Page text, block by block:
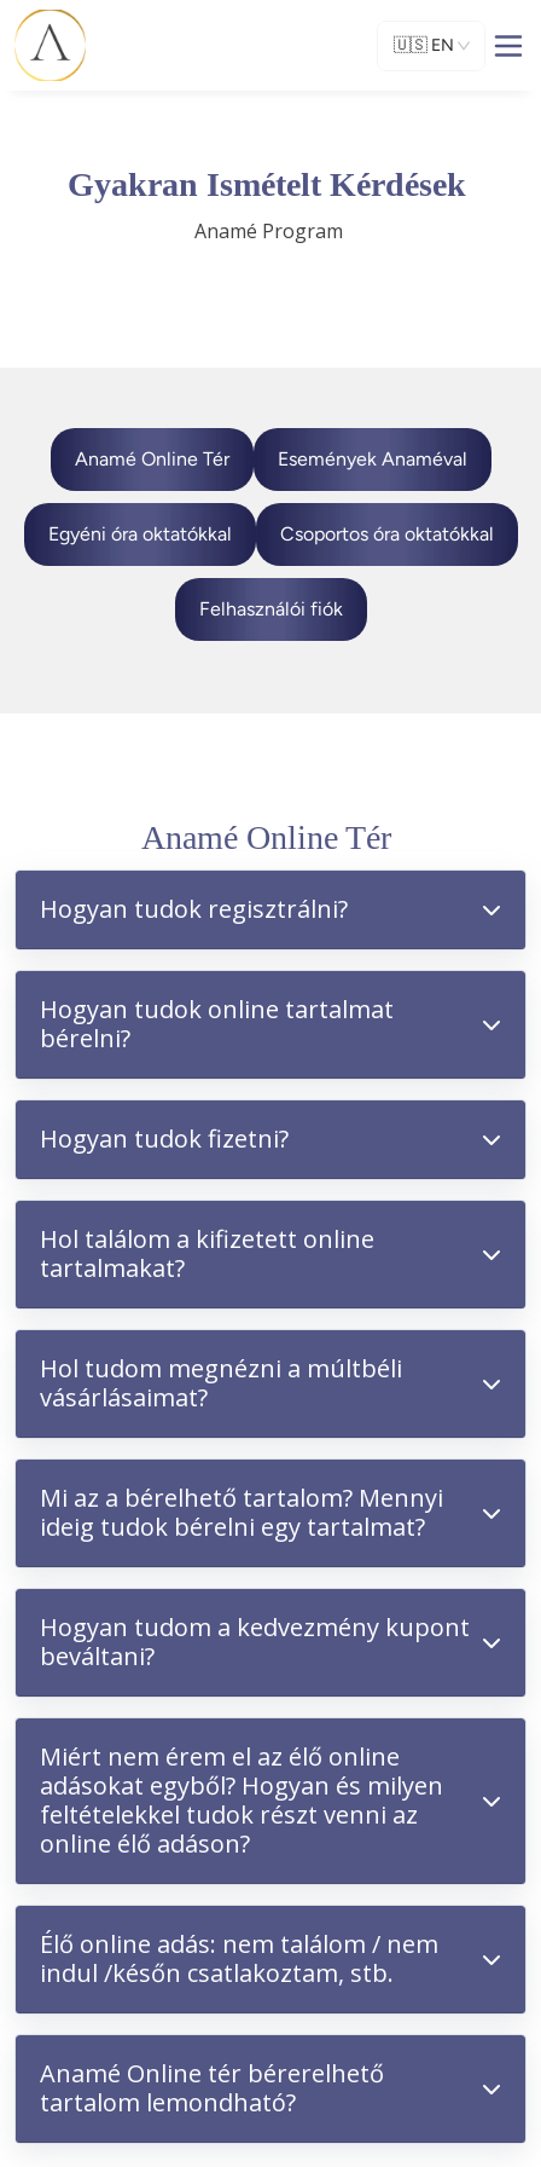
🇺🇸 EN
Gyakran Ismételt Kérdések
Anamé Program
Anamé Online Tér Események Anaméval
Egyéni óra oktatókkal Csoportos óra oktatókkal
Felhasználói fiók
Anamé Online Tér
Hogyan tudok regisztrálni?
Hogyan tudok online tartalmat
bérelni?
Hogyan tudok fizetni?
Hol találom a kifizetett online
tartalmakat?
Hol tudom megnézni a múltbéli
vásárlásaimat?
Mi az a bérelhető tartalom? Mennyi
ideig tudok bérelni egy tartalmat?
Hogyan tudom a kedvezmény kupont
beváltani?
Miért nem érem el az élő online
adásokat egyből? Hogyan és milyen
feltételekkel tudok részt venni az
online élő adáson?
Élő online adás: nem találom / nem
indul /későn csatlakoztam, stb.
Anamé Online tér bérerelhető
tartalom lemondható?